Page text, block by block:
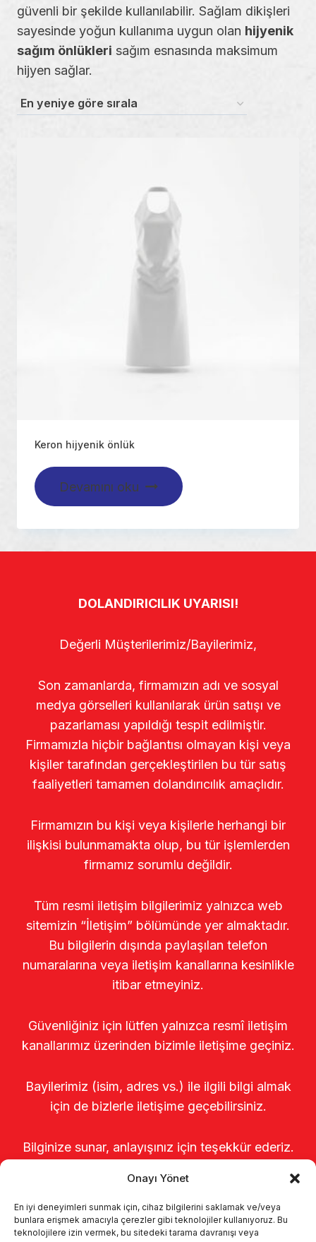
Onayı Yönet
En iyi deneyimleri sunmak için, cihaz bilgilerini saklamak ve/veya
bunlara erişmek amacıyla çerezler gibi teknolojiler kullanıyoruz. Bu
teknolojilere izin vermek, bu sitedeki tarama davranışı veya
güvenli bir şekilde kullanılabilir. Sağlam dikişleri
sayesinde yoğun kullanıma uygun olan hijyenik
sağım önlükleri sağım esnasında maksimum
hijyen sağlar.
Keron hijyenik önlük
Devamını oku
DOLANDIRICILIK UYARISI!
Değerli Müşterilerimiz/Bayilerimiz,
Son zamanlarda, firmamızın adı ve sosyal
medya görselleri kullanılarak ürün satışı ve
pazarlaması yapıldığı tespit edilmiştir.
Firmamızla hiçbir bağlantısı olmayan kişi veya
kişiler tarafından gerçekleştirilen bu tür satış
faaliyetleri tamamen dolandırıcılık amaçlıdır.
Firmamızın bu kişi veya kişilerle herhangi bir
ilişkisi bulunmamakta olup, bu tür işlemlerden
firmamız sorumlu değildir.
Tüm resmi iletişim bilgilerimiz yalnızca web
sitemizin “İletişim” bölümünde yer almaktadır.
Bu bilgilerin dışında paylaşılan telefon
numaralarına veya iletişim kanallarına kesinlikle
itibar etmeyiniz.
Güvenliğiniz için lütfen yalnızca resmî iletişim
kanallarımız üzerinden bizimle iletişime geçiniz.
Bayilerimiz (isim, adres vs.) ile ilgili bilgi almak
için de bizlerle iletişime geçebilirsiniz.
Bilginize sunar, anlayışınız için teşekkür ederiz.